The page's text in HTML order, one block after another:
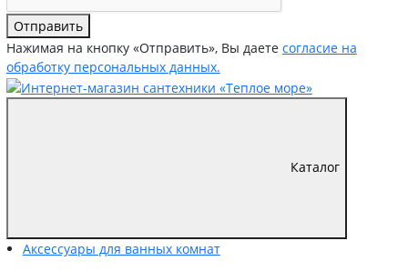
Отправить
Нажимая на кнопку «Отправить», Вы даете согласие на
обработку персональных данных.
Каталог
Аксессуары для ванных комнат